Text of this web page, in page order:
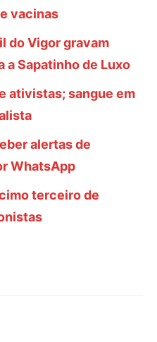
vacinas
do Vigor gravam
a Sapatinho de Luxo
ativistas; sangue em
alertas de
WhatsApp
terceiro de